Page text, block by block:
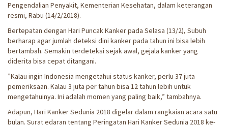
Pengendalian Penyakit, Kementerian Kesehatan, dalam keterangan
resmi, Rabu (14/2/2018).
Bertepatan dengan Hari Puncak Kanker pada Selasa (13/2), Subuh
berharap agar jumlah deteksi dini kanker pada tahun ini bisa lebih
bertambah. Semakin terdeteksi sejak awal, gejala kanker yang
diderita bisa cepat ditangani.
”Kalau ingin Indonesia mengetahui status kanker, perlu 37 juta
pemeriksaan. Kalau 3 juta per tahun bisa 12 tahun lebih untuk
mengetahuinya. Ini adalah momen yang paling baik,” tambahnya.
Adapun, Hari Kanker Sedunia 2018 digelar dalam rangkaian acara satu
bulan. Surat edaran tentang Peringatan Hari Kanker Sedunia 2018 ke-